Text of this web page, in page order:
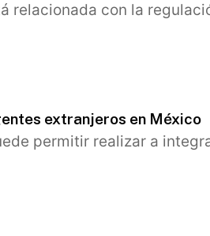
relacionada con la
extranjeros en México
permitir realizar a